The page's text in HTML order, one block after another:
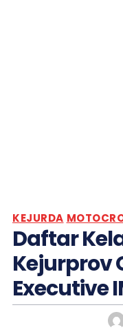
KEJURDA
Daftar
Kejurprov
Executive